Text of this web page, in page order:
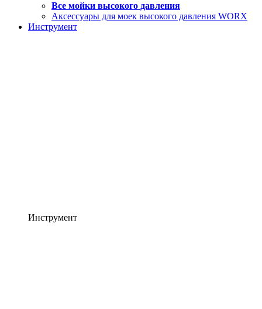
Все мойки высокого давления
Аксессуары для моек высокого давления WORX
Инструмент
Инструмент